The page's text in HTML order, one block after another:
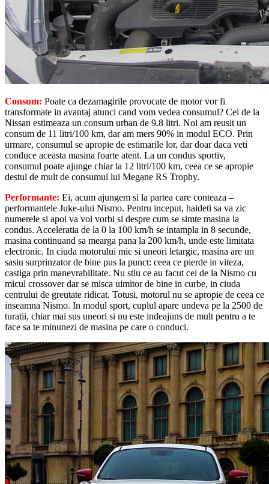
Consum: Poate ca dezamagirile provocate de motor vor fi
transformate in avantaj atunci cand vom vedea consumul? Cei de la
Nissan estimeaza un consum urban de 9.8 litri. Noi am reusit un
consum de 11 litri/100 km, dar am mers 90% in modul ECO. Prin
urmare, consumul se apropie de estimarile lor, dar doar daca veti
conduce aceasta masina foarte atent. La un condus sportiv,
consumul poate ajunge chiar la 12 litri/100 km, ceea ce se apropie
destul de mult de consumul lui Megane RS Trophy.
Performante: Ei, acum ajungem si la partea care conteaza –
performantele Juke-ului Nismo. Pentru inceput, haideti sa va zic
numerele si apoi va voi vorbi si despre cum se simte masina la
condus. Acceleratia de la 0 la 100 km/h se intampla in 8 secunde,
masina continuand sa mearga pana la 200 km/h, unde este limitata
electronic. In ciuda motorului mic si uneori letargic, masina are un
sasiu surprinzator de bine pus la punct: ceea ce pierde in viteza,
castiga prin manevrabilitate. Nu stiu ce au facut cei de la Nismo cu
micul crossover dar se misca uimitor de bine in curbe, in ciuda
centrului de greutate ridicat. Totusi, motorul nu se apropie de ceea ce
inseamna Nismo. In modul sport, cuplul apare undeva pe la 2500 de
turatii, chiar mai sus uneori si nu este indeajuns de mult pentru a te
face sa te minunezi de masina pe care o conduci.